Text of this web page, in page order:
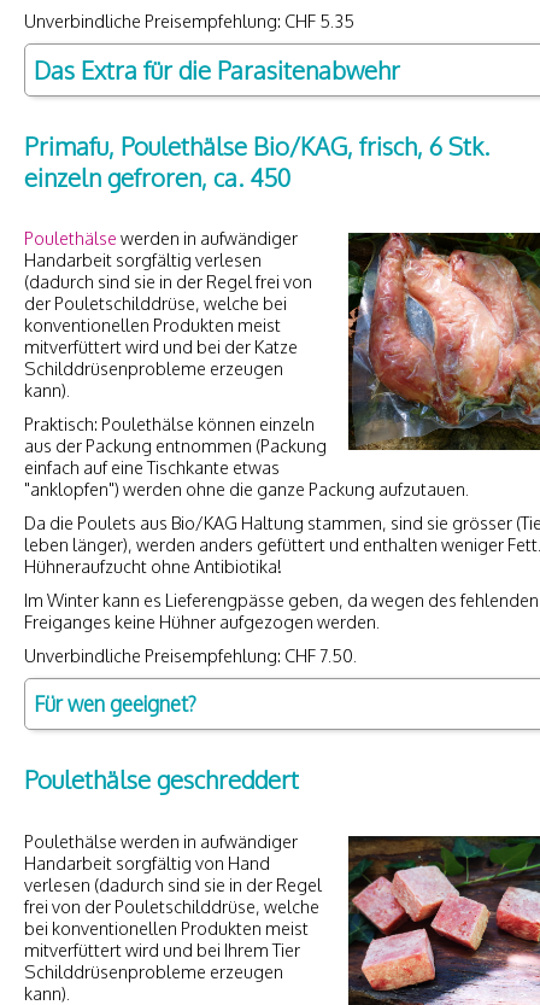
Unverbindliche Preisempfehlung: CHF 5.35
Das Extra für die Parasitenabwehr
Primafu, Poulethälse Bio/KAG, frisch, 6 Stk.
einzeln gefroren, ca. 450
Poulethälse werden in aufwändiger
Handarbeit sorgfältig verlesen
(dadurch sind sie in der Regel frei von
der Pouletschilddrüse, welche bei
konventionellen Produkten meist
mitverfüttert wird und bei der Katze
Schilddrüsenprobleme erzeugen
kann).
Praktisch: Poulethälse können einzeln
aus der Packung entnommen (Packung
einfach auf eine Tischkante etwas
"anklopfen") werden ohne die ganze Packung aufzutauen.
Da die Poulets aus Bio/KAG Haltung stammen, sind sie grösser
leben länger), werden anders gefüttert und enthalten weniger Fett.
Hühneraufzucht ohne Antibiotika!
Im Winter kann es Lieferengpässe geben, da wegen des fehlenden
Freiganges keine Hühner aufgezogen werden.
Unverbindliche Preisempfehlung: CHF 7.50.
Für wen geeignet?
Poulethälse geschreddert
Poulethälse werden in aufwändiger
Handarbeit sorgfältig von Hand
verlesen (dadurch sind sie in der Regel
frei von der Pouletschilddrüse, welche
bei konventionellen Produkten meist
mitverfüttert wird und bei Ihrem Tier
Schilddrüsenprobleme erzeugen
kann).